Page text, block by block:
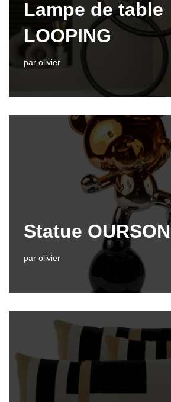
Lampe de table
LOOPING
par olivier
Statue OURSON
par olivier